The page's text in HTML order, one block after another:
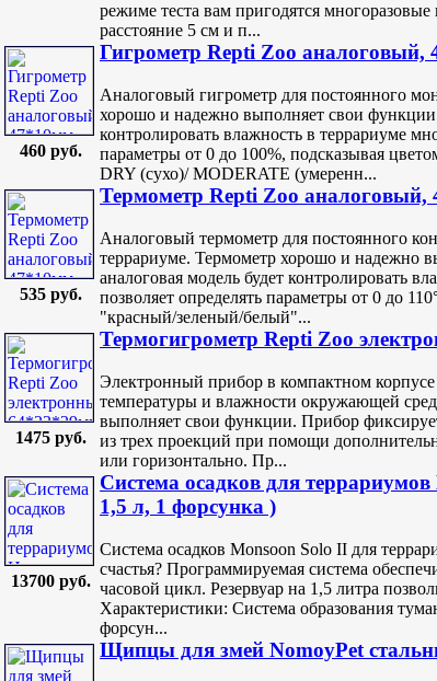
режиме теста вам пригодятся
расстояние 5 см и п...
460 руб.
Гигрометр Repti Zoo аналоговый,
Аналоговый гигрометр для постоянного
хорошо и надежно выполняет свои
контролировать влажность в террариуме
параметры от 0 до 100%, подсказывая
DRY (сухо)/ MODERATE (умеренн...
535 руб.
Термометр Repti Zoo
Аналоговый термометр для постоянного
террариуме. Термометр хорошо и надежно
аналоговая модель будет контролировать
позволяет определять параметры от 0 до
"красный/зеленый/белый"...
1475 руб.
Термогигрометр Repti Zoo
Электронный прибор в компактном корпусе
температуры и влажности окружающей
выполняет свои функции. Прибор
из трех проекций при помощи
или горизонтально. Пр...
13700 руб.
Система осадков для
1,5 л, 1 форсунка )
Система осадков Monsoon Solo II для
счастья? Программируемая система
часовой цикл. Резервуар на 1,5 литра
Характеристики: Система образования
форсун...
Щипцы для змей NomoyPet